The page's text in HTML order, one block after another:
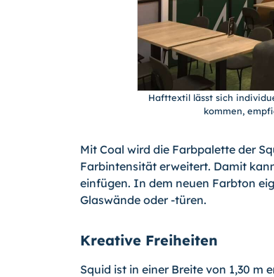
Hafttextil lässt sich
kommen,
Mit Coal wird die Farbpalette der
Farbintensität erweitert. Damit
einfügen. In dem neuen Farbton
Glaswände oder -türen.
Kreative Freiheiten
Squid ist in einer Breite von 1,30 m